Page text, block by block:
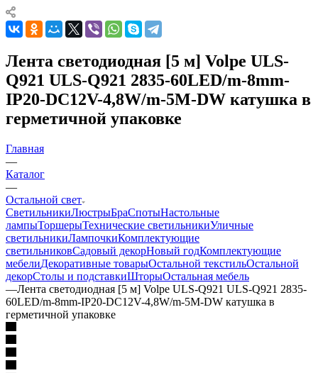
Лента светодиодная [5 м] Volpe ULS-
Q921 ULS-Q921 2835-60LED/m-8mm-
IP20-DC12V-4,8W/m-5M-DW катушка в
герметичной упаковке
Главная
—
Каталог
—
Остальной свет
СветильникиЛюстрыБраСпотыНастольные
лампыТоршерыТехнические светильникиУличные
светильникиЛампочкиКомплектующие
светильниковСадовый декорНовый годКомплектующие
мебелиДекоративные товарыОстальной текстильОстальной
декорСтолы и подставкиШторыОстальная мебель
—Лента светодиодная [5 м] Volpe ULS-Q921 ULS-Q921 2835-
60LED/m-8mm-IP20-DC12V-4,8W/m-5M-DW катушка в
герметичной упаковке